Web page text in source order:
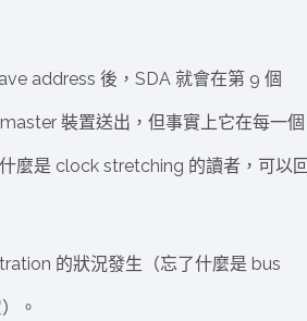
address 後，SDA 就會在第 9 個
裝置送出，但事實上它在每一個
麼是 clock stretching 的讀者，可以
的狀況發生（忘了什麼是 bus
）。